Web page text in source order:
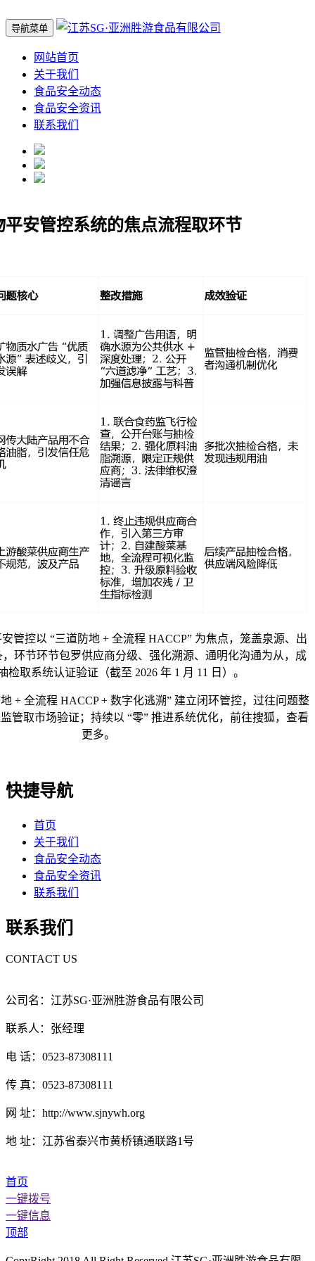
导航菜单
网站首页
关于我们
食品安全动态
食品安全资讯
联系我们
安管控系统的焦点流程取环节
控以 “三道防地 + 全流程 HACCP” 为焦点，笼盖泉源、出
环节环节包罗供应商分级、强化溯源、通明化沟通为从，成
检取系统认证验证（截至 2026 年 1 月 11 日）。
全流程 HACCP + 数字化逃溯” 建立闭环管控，过往问题整
管取市场验证；持续以 “零” 推进系统优化，前往搜狐，查看
更多。
快捷导航
首页
关于我们
食品安全动态
食品安全资讯
联系我们
联系我们
CONTACT US
公司名：江苏SG·亚洲胜游食品有限公司
联系人：张经理
电 话：0523-87308111
传 真：0523-87308111
网 址：http://www.sjnywh.org
地 址：江苏省泰兴市黄桥镇通联路1号
首页
一键拨号
一键信息
顶部